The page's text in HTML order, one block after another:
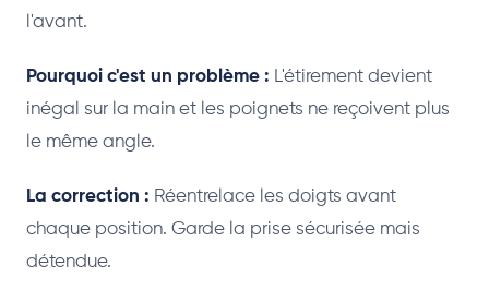
l'avant.
Pourquoi c'est un problème : L'étirement devient
inégal sur la main et les poignets ne reçoivent plus
le même angle.
La correction : Réentrelace les doigts avant
chaque position. Garde la prise sécurisée mais
détendue.